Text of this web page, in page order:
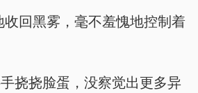
收回黑雾，毫不羞愧地控制着
挠挠脸蛋，没察觉出更多异